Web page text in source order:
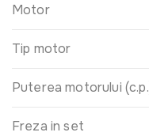
Motor
Tip motor
Puterea motorului
Freza in set